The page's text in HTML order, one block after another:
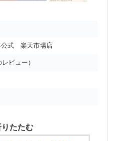
公式 楽天市場店
レビュー）
たたむ